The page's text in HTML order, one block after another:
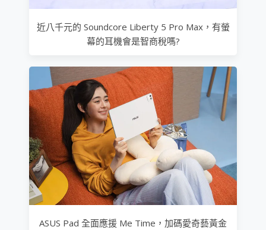
近八千元的 Soundcore Liberty 5 Pro Max，有螢
幕的耳機會是智商稅嗎?
ASUS Pad 全面應援 Me Time，加碼愛奇藝黃金